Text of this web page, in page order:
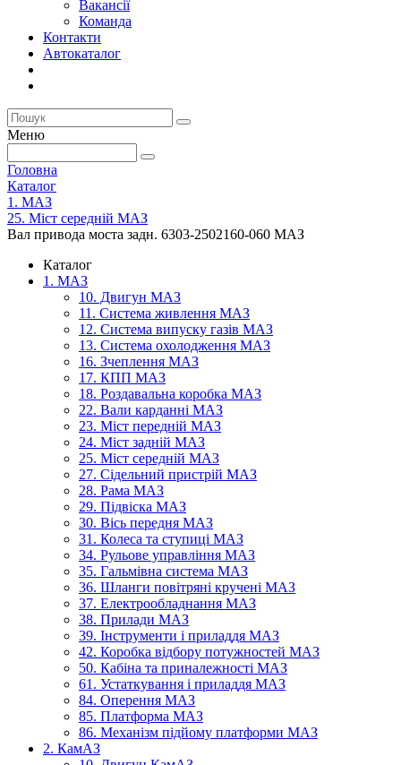
Вакансії
Команда
Контакти
Автокаталог
Меню
Головна
Каталог
1. МАЗ
25. Міст середній МАЗ
Вал привода моста задн. 6303-2502160-060 МАЗ
Каталог
1. МАЗ
10. Двигун МАЗ
11. Система живлення МАЗ
12. Система випуску газів МАЗ
13. Система охолодження МАЗ
16. Зчеплення МАЗ
17. КПП МАЗ
18. Роздавальна коробка МАЗ
22. Вали карданні МАЗ
23. Міст передній МАЗ
24. Міст задній МАЗ
25. Міст середній МАЗ
27. Сідельний пристрій МАЗ
28. Рама МАЗ
29. Підвіска МАЗ
30. Вісь передня МАЗ
31. Колеса та ступиці МАЗ
34. Рульове управління МАЗ
35. Гальмівна система МАЗ
36. Шланги повітряні кручені МАЗ
37. Електрообладнання МАЗ
38. Прилади МАЗ
39. Інструменти і приладдя МАЗ
42. Коробка відбору потужностей МАЗ
50. Кабіна та приналежності МАЗ
61. Устаткування і приладдя МАЗ
84. Оперення МАЗ
85. Платформа МАЗ
86. Механізм підйому платформи МАЗ
2. КамАЗ